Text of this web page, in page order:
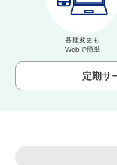
各種変更も
Webで簡単
定期サ